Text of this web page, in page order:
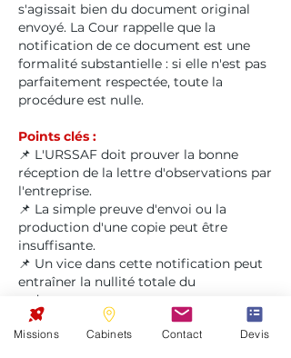
s'agissait bien du document original
envoyé. La Cour rappelle que la
notification de ce document est une
formalité substantielle : si elle n'est pas
parfaitement respectée, toute la
procédure est nulle.
Points clés :
📌 L'URSSAF doit prouver la bonne
réception de la lettre d'observations par
l'entreprise.
📌 La simple preuve d'envoi ou la
production d'une copie peut être
insuffisante.
📌 Un vice dans cette notification peut
entraîner la nullité totale du
redressement.
Conseils du cabinet Agora SEA :
Missions Cabinets Contact Devis